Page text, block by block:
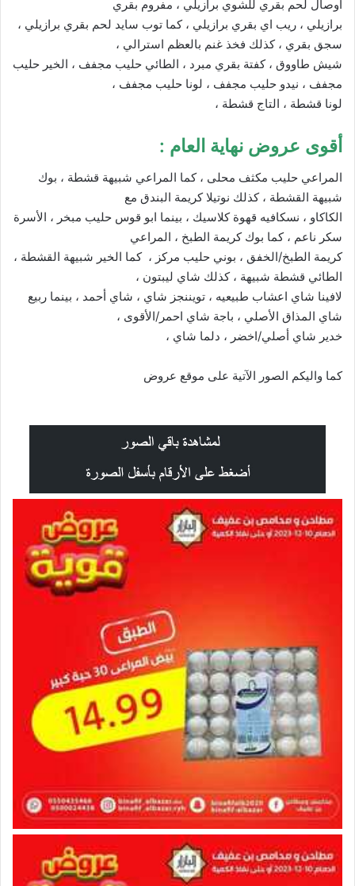
أوصال لحم بقري للشوي برازيلي ، مفروم بقري
برازيلي ، ريب اي بقري برازيلي ، كما توب سايد لحم بقري برازيلي ،
سجق بقري ، كذلك فخذ غنم بالعظم استرالي ،
شيش طاووق ، كفتة بقري مبرد ، الطائي حليب مجفف ، الخير حليب
مجفف ، نيدو حليب مجفف ، لونا حليب مجفف ،
لونا قشطة ، التاج قشطة ،
أقوى عروض نهاية العام :
المراعي حليب مكثف محلى ، كما المراعي شبيهة قشطة ، بوك
شبيهة القشطة ، كذلك نوتيلا كريمة البندق مع
الكاكاو ، نسكافيه قهوة كلاسيك ، بينما ابو قوس حليب مبخر ، الأسرة
سكر ناعم ، كما بوك كريمة الطبخ ، المراعي
كريمة الطبخ/الخفق ، بوني حليب مركز ، كما الخير شبيهة القشطة ،
الطائي قشطة شبيهة ، كذلك شاي ليبتون ،
لافينا شاي اعشاب طبيعيه ، تويننجز شاي ، شاي أحمد ، بينما ربيع
شاي المذاق الأصلي ، باجة شاي احمر/الأقوى ،
خدير شاي أصلي/اخضر ، دلما شاي ،
كما واليكم الصور الآتية على موقع عروض